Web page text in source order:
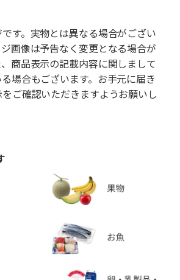
す。実物とは異なる場合がござい
画像は予告なく変更となる場合が
商品表示の記載内容に関しまして
場合もございます。お手元に届き
ご確認いただきますようお願いし